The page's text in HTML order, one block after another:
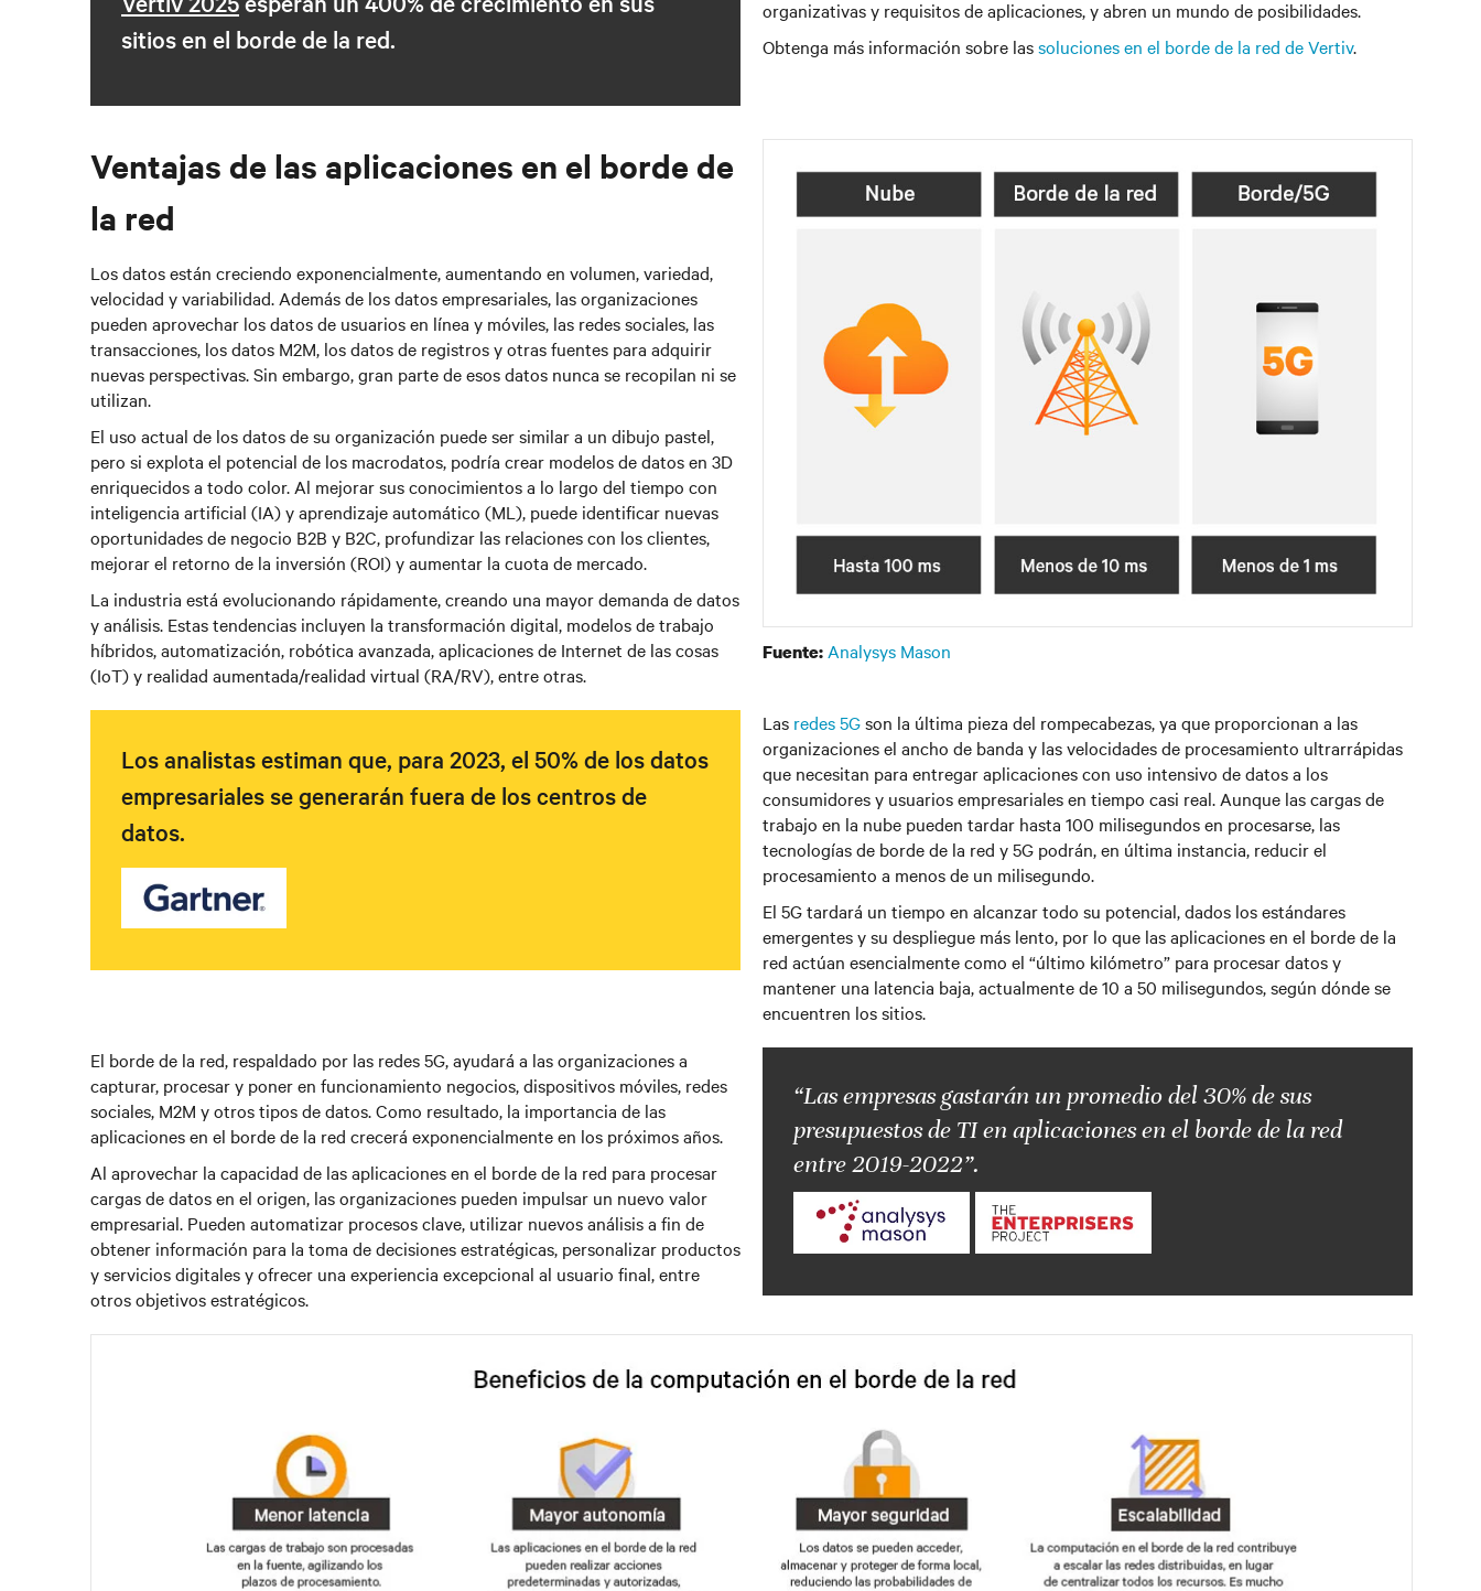
sitios en el borde de la red.
organizativas y requisitos de aplicaciones, y abren un mundo de posibilidades.
Obtenga más información sobre lassoluciones en el borde de la red de Vertiv.
Ventajas de las aplicaciones en el borde de
la red
Los datos están creciendo exponencialmente, aumentando en volumen, variedad,
velocidad y variabilidad. Además de los datos empresariales, las organizaciones
pueden aprovechar los datos de usuarios en línea y móviles, las redes sociales, las
transacciones, los datos M2M, los datos de registros y otras fuentes para adquirir
nuevas perspectivas. Sin embargo, gran parte de esos datos nunca se recopilan ni se
utilizan.
El uso actual de los datos de su organización puede ser similar a un dibujo pastel,
pero si explota el potencial de los macrodatos, podría crear modelos de datos en 3D
enriquecidos a todo color. Al mejorar sus conocimientos a lo largo del tiempo con
inteligencia artificial (IA) y aprendizaje automático (ML), puede identificar nuevas
oportunidades de negocio B2B y B2C, profundizar las relaciones con los clientes,
mejorar el retorno de la inversión (ROI) y aumentar la cuota de mercado.
La industria está evolucionando rápidamente, creando una mayor demanda de datos
y análisis. Estas tendencias incluyen la transformación digital, modelos de trabajo
híbridos, automatización, robótica avanzada, aplicaciones de Internet de las cosas
(IoT) y realidad aumentada/realidad virtual (RA/RV), entre otras.
Fuente: Analysys Mason
Los analistas estiman que, para 2023, el 50% de los datos
empresariales se generarán fuera de los centros de
datos.
Las redes 5Gson la última pieza del rompecabezas, ya que proporcionan a las
organizaciones el ancho de banda y las velocidades de procesamiento ultrarrápidas
que necesitan para entregar aplicaciones con uso intensivo de datos a los
consumidores y usuarios empresariales en tiempo casi real. Aunque las cargas de
trabajo en la nube pueden tardar hasta 100 milisegundos en procesarse, las
tecnologías de borde de la red y 5G podrán, en última instancia, reducir el
procesamiento a menos de un milisegundo.
El 5G tardará un tiempo en alcanzar todo su potencial, dados los estándares
emergentes y su despliegue más lento, por lo que las aplicaciones en el borde de la
red actúan esencialmente como el “último kilómetro” para procesar datos y
mantener una latencia baja, actualmente de 10 a 50 milisegundos, según dónde se
encuentren los sitios.
El borde de la red, respaldado por las redes 5G, ayudará a las organizaciones a
capturar, procesar y poner en funcionamiento negocios, dispositivos móviles, redes
sociales, M2M y otros tipos de datos. Como resultado, la importancia de las
aplicaciones en el borde de la red crecerá exponencialmente en los próximos años.
Al aprovechar la capacidad de las aplicaciones en el borde de la red para procesar
cargas de datos en el origen, las organizaciones pueden impulsar un nuevo valor
empresarial. Pueden automatizar procesos clave, utilizar nuevos análisis a fin de
obtener información para la toma de decisiones estratégicas, personalizar productos
y servicios digitales y ofrecer una experiencia excepcional al usuario final, entre
otros objetivos estratégicos.
“Las empresas gastarán un promedio del 30% de sus
presupuestos de TI en aplicaciones en el borde de la red
entre 2019-2022”.